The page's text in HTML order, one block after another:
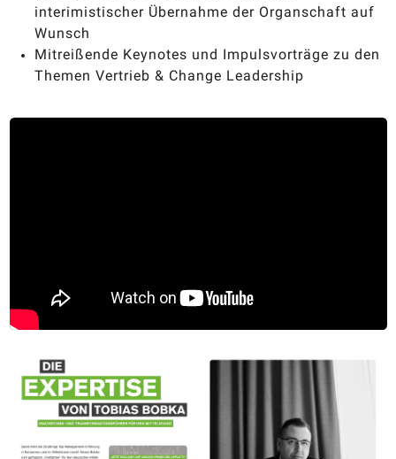
interimistischer Übernahme der Organschaft auf
Wunsch
Mitreißende Keynotes und Impulsvorträge zu den
Themen Vertrieb & Change Leadership